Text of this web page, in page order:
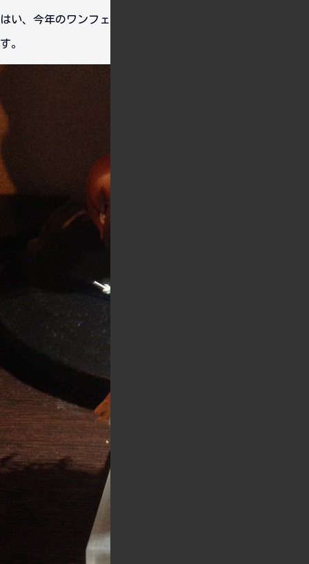
はい、今年のワンフェス限定で販売されていた加賀ver1944で
す。